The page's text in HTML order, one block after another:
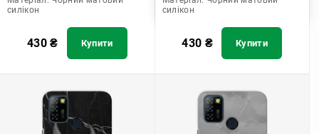
силікон
430₴ Купити
силікон
430 ₴ Купити